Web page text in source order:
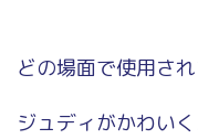
どの場面で使用さ
ジュディがかわい